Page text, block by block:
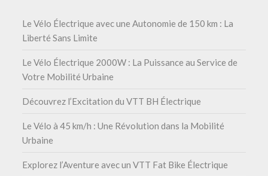
Le Vélo Électrique avec une Autonomie de 150 km : La
Liberté Sans Limite
Le Vélo Électrique 2000W : La Puissance au Service de
Votre Mobilité Urbaine
Découvrez l’Excitation du VTT BH Électrique
Le Vélo à 45 km/h : Une Révolution dans la Mobilité
Urbaine
Explorez l’Aventure avec un VTT Fat Bike Électrique